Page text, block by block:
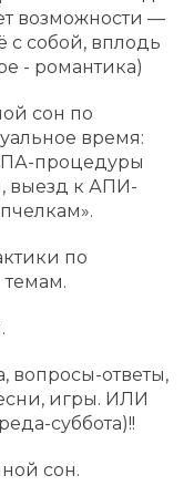
возможности —
с собой, вплодь
- романтика)
сон по
время:
процедуры
выезд к АПИ-
по
вопросы-ответы,
игры. ИЛИ
суббота)!!
сон.